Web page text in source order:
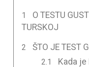
O TESTU
TURSKOJ
ŠTO JE TEST
Kada